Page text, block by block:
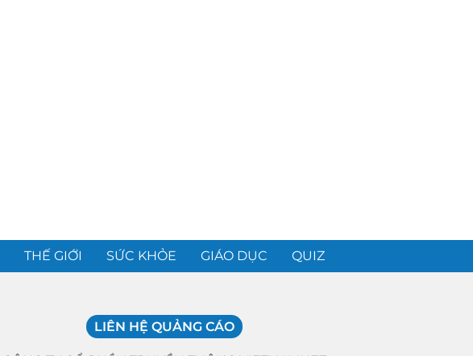
THẾ GIỚI SỨC KHỎE GIÁO DỤC QUIZ
LIÊN HỆ QUẢNG CÁO